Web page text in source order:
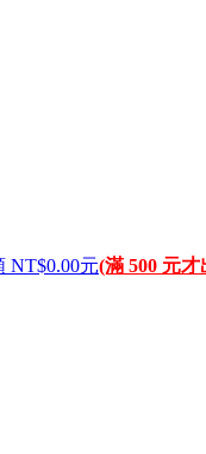
NT$0.00元(滿 500 元才